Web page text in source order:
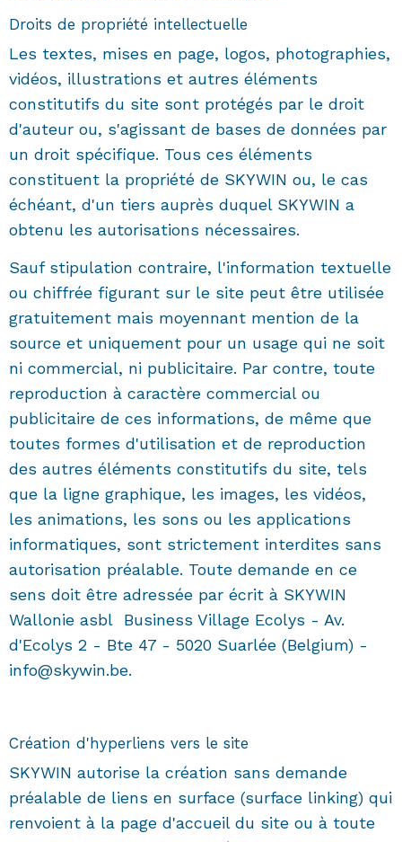
Droits de propriété intellectuelle
Les textes, mises en page, logos, photographies,
vidéos, illustrations et autres éléments
constitutifs du site sont protégés par le droit
d'auteur ou, s'agissant de bases de données par
un droit spécifique. Tous ces éléments
constituent la propriété de SKYWIN ou, le cas
échéant, d'un tiers auprès duquel SKYWIN a
obtenu les autorisations nécessaires.
Sauf stipulation contraire, l'information textuelle
ou chiffrée figurant sur le site peut être utilisée
gratuitement mais moyennant mention de la
source et uniquement pour un usage qui ne soit
ni commercial, ni publicitaire. Par contre, toute
reproduction à caractère commercial ou
publicitaire de ces informations, de même que
toutes formes d'utilisation et de reproduction
des autres éléments constitutifs du site, tels
que la ligne graphique, les images, les vidéos,
les animations, les sons ou les applications
informatiques, sont strictement interdites sans
autorisation préalable. Toute demande en ce
sens doit être adressée par écrit à SKYWIN
Wallonie asbl Business Village Ecolys - Av.
d'Ecolys 2 - Bte 47 - 5020 Suarlée (Belgium) -
info@skywin.be.
Création d'hyperliens vers le site
SKYWIN autorise la création sans demande
préalable de liens en surface (surface linking) qui
renvoient à la page d'accueil du site ou à toute